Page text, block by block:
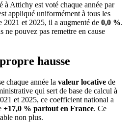
à Attichy est voté chaque année par
appliqué uniformément à tous les
2021 et 2025, il a augmenté de 0,0 %.
ne pouvez pas remettre en cause
hausse
chaque année la valeur locative de
qui sert de base de calcul à
et 2025, ce coefficient national a
+17,0 % partout en France. Ce
non plus.